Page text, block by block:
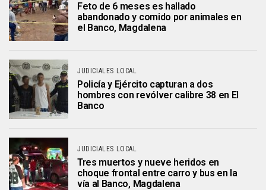
Feto de 6 meses es hallado
abandonado y comido por animales en
el Banco, Magdalena
JUDICIALES LOCAL
Policía y Ejército capturan a dos
hombres con revólver calibre 38 en El
Banco
JUDICIALES LOCAL
Tres muertos y nueve heridos en
choque frontal entre carro y bus en la
vía al Banco, Magdalena